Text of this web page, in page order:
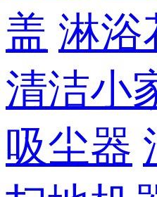
盖 淋浴
清洁小
吸尘器